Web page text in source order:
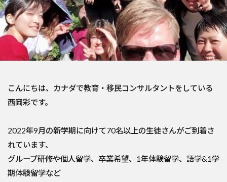
こんにちは、カナダで教育・移民コンサルタントをしている
西岡彩です。
2022年9月の新学期に向けて70名以上の生徒さんがご到着さ
れています、
グループ研修や個人留学、卒業希望、1年体験留学、語学&1学
期体験留学など